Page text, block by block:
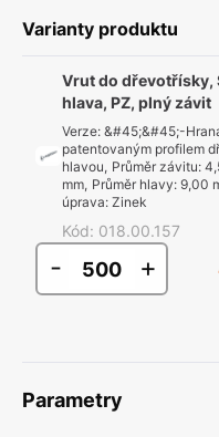
Varianty produktu
Vrut do dřevotřísky,
hlava, PZ, plný závit
Verze: &#45;&#45;-
patentovaným profilem
hlavou, Průměr závitu:
mm, Průměr hlavy: 9,00
úprava: Zinek
Kód: 018.00.157
- +
Parametry